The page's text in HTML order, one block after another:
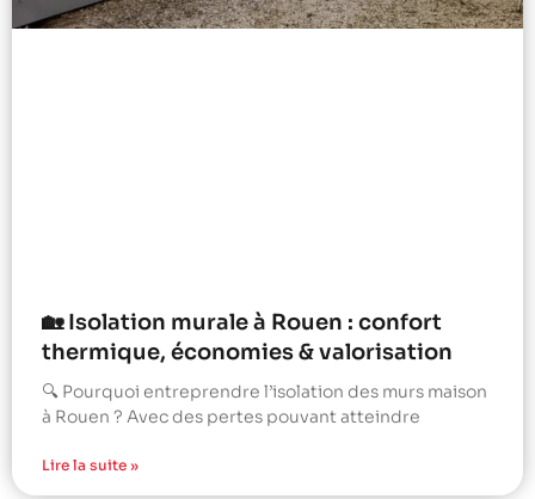
🏡 Isolation murale à Rouen : confort
thermique, économies & valorisation
🔍 Pourquoi entreprendre l’isolation des murs maison
à Rouen ? Avec des pertes pouvant atteindre
Lire la suite »